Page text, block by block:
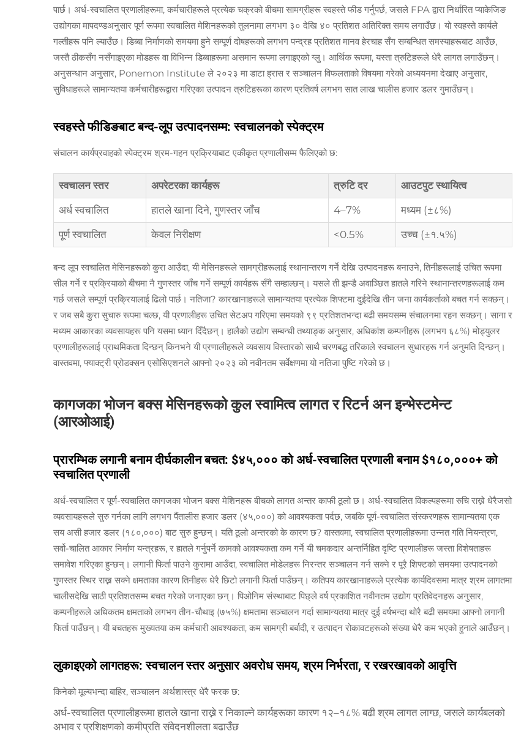
पार्छ। अर्ध-स्वचालित प्रणालीहरूमा, कर्मचारीहरूले प्रत्येक चक्रको बीचमा सामग्रीहरू स्वहस्ते फीड गर्नुपर्छ, जसले FPA द्वारा निर्धारित प्याकेजिङ
उद्योगका मापदण्डअनुसार पूर्ण रूपमा स्वचालित मेशिनहरूको तुलनामा लगभग ३० देखि ४० प्रतिशत अतिरिक्त समय लगाउँछ। यो स्वहस्ते कार्यले
गल्तीहरू पनि ल्याउँछ। डिब्बा निर्माणको समयमा हुने सम्पूर्ण दोषहरूको लगभग पन्द्रह प्रतिशत मानव हेरचाह सँग सम्बन्धित समस्याहरूबाट आउँछ,
जस्तै ठीकसँग नसँगाइएका मोडहरू वा विभिन्न डिब्बाहरूमा असमान रूपमा लगाइएको ग्लु। आर्थिक रूपमा, यस्ता त्रुटिहरूले धेरै लागत लगाउँछन्।
अनुसन्धान अनुसार, Ponemon Institute ले २०२३ मा डाटा ह्रास र सञ्चालन विफलताको विषयमा गरेको अध्ययनमा देखाए अनुसार,
सुविधाहरूले सामान्यतया कर्मचारीहरूद्वारा गरिएका उत्पादन त्रुटिहरूका कारण प्रतिवर्ष लगभग सात लाख चालीस हजार डलर गुमाउँछन्।
स्वहस्ते फीडिङबाट बन्द-लूप उत्पादनसम्म: स्वचालनको स्पेक्ट्रम
संचालन कार्यप्रवाहको स्पेक्ट्रम श्रम-गहन प्रक्रियाबाट एकीकृत प्रणालीसम्म फैलिएको छ:
स्वचालन स्तर अपरेटरका कार्यहरू त्रुटि दर
आउटपुट स्थायित्व
अर्ध स्वचालित
हातले खाना दिने, गुणस्तर जाँच 4–7%
मध्यम (±८%)
पूर्ण स्वचालित
केवल निरीक्षण <0.5% उच्च (±१.५%)
बन्द लूप स्वचालित मेसिनहरूको कुरा आउँदा, यी मेसिनहरूले सामग्रीहरूलाई स्थानान्तरण गर्ने देखि उत्पादनहरू बनाउने, तिनीहरूलाई उचित रूपमा
सील गर्ने र प्रक्रियाको बीचमा नै गुणस्तर जाँच गर्ने सम्पूर्ण कार्यहरू सँगै सम्हाल्छन्। यसले ती झन्डै अवाञ्छित हातले गरिने स्थानान्तरणहरूलाई कम
गर्छ जसले सम्पूर्ण प्रक्रियालाई ढिलो पार्छ। नतिजा? कारखानाहरूले सामान्यतया प्रत्येक शिफ्टमा दुईदेखि तीन जना कार्यकर्ताको बचत गर्न सक्छन्।
र जब सबै कुरा सुचारु रूपमा चल्छ, यी प्रणालीहरू उचित सेटअप गरिएमा समयको ९९ प्रतिशतभन्दा बढी समयसम्म संचालनमा रहन सक्छन्। साना र
मध्यम आकारका व्यवसायहरू पनि यसमा ध्यान दिँदैछन्। हालैको उद्योग सम्बन्धी तथ्याङ्क अनुसार, अधिकांश कम्पनीहरू (लगभग ६८%) मोड्युलर
प्रणालीहरूलाई प्राथमिकता दिन्छन् किनभने यी प्रणालीहरूले व्यवसाय विस्तारको साथै चरणबद्ध तरिकाले स्वचालन सुधारहरू गर्न अनुमति दिन्छन्।
वास्तवमा, फ्याक्ट्री प्रोडक्सन एसोसिएशनले आफ्नो २०२३ को नवीनतम सर्वेक्षणमा यो नतिजा पुष्टि गरेको छ।
कागजका भोजन बक्स मेसिनहरूको कुल स्वामित्व लागत र रिटर्न अन इन्भेस्टमेन्ट
(आरओआई)
प्रारम्भिक लगानी बनाम दीर्घकालीन बचत: $४५,००० को अर्ध-स्वचालित प्रणाली बनाम $१८०,०००+ को
स्वचालित प्रणाली
अर्ध-स्वचालित र पूर्ण-स्वचालित कागजका भोजन बक्स मेशिनहरू बीचको लागत अन्तर काफी ठूलो छ। अर्ध-स्वचालित विकल्पहरूमा रुचि राख्ने धेरैजसो
व्यवसायहरूले सुरु गर्नका लागि लगभग पैंतालीस हजार डलर (४५,०००) को आवश्यकता पर्दछ, जबकि पूर्ण-स्वचालित संस्करणहरू सामान्यतया एक
सय असी हजार डलर (१८०,०००) बाट सुरु हुन्छन्। यति ठूलो अन्तरको के कारण छ? वास्तवमा, स्वचालित प्रणालीहरूमा उन्नत गति नियन्त्रण,
सर्वो-चालित आकार निर्माण यन्त्रहरू, र हातले गर्नुपर्ने कामको आवश्यकता कम गर्ने यी चमकदार अन्तर्निहित दृष्टि प्रणालीहरू जस्ता विशेषताहरू
समावेश गरिएका हुन्छन्। लगानी फिर्ता पाउने कुरामा आउँदा, स्वचालित मोडेलहरू निरन्तर सञ्चालन गर्न सक्ने र पूरै शिफ्टको समयमा उत्पादनको
गुणस्तर स्थिर राख्न सक्ने क्षमताका कारण तिनीहरू धेरै छिटो लगानी फिर्ता पाउँछन्। कतिपय कारखानाहरूले प्रत्येक कार्यदिवसमा मात्र श्रम लागतमा
चालीसदेखि साठी प्रतिशतसम्म बचत गरेको जनाएका छन्। पिओनिम संस्थाबाट पिछ्ले वर्ष प्रकाशित नवीनतम उद्योग प्रतिवेदनहरू अनुसार,
कम्पनीहरूले अधिकतम क्षमताको लगभग तीन-चौथाइ (७५%) क्षमतामा सञ्चालन गर्दा सामान्यतया मात्र दुई वर्षभन्दा थोरै बढी समयमा आफ्नो लगानी
फिर्ता पाउँछन्। यी बचतहरू मुख्यतया कम कर्मचारी आवश्यकता, कम सामग्री बर्बादी, र उत्पादन रोकावटहरूको संख्या धेरै कम भएको हुनाले आउँछन्।
लुकाइएको लागतहरू: स्वचालन स्तर अनुसार अवरोध समय, श्रम निर्भरता, र रखरखावको आवृत्ति
किनेको मूल्यभन्दा बाहिर, सञ्चालन अर्थशास्त्र धेरै फरक छ:
अर्ध-स्वचालित प्रणालीहरूमा हातले खाना राख्ने र निकाल्ने कार्यहरूका कारण १२–१८% बढी श्रम लागत लाग्छ, जसले कार्यबलको
अभाव र प्रशिक्षणको कमीप्रति संवेदनशीलता बढाउँछ